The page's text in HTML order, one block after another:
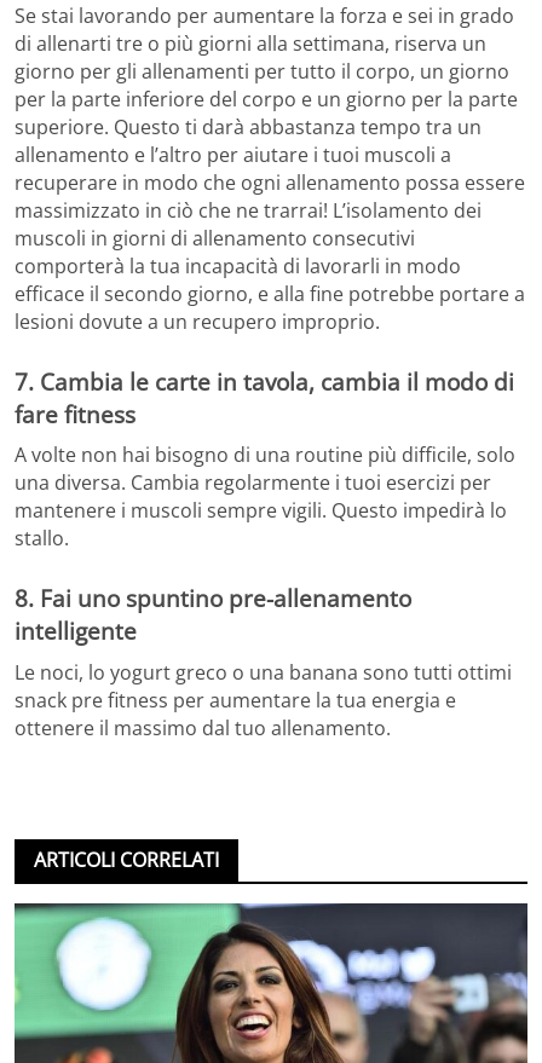
Se stai lavorando per aumentare la forza e sei in grado
di allenarti tre o più giorni alla settimana, riserva un
giorno per gli allenamenti per tutto il corpo, un giorno
per la parte inferiore del corpo e un giorno per la parte
superiore. Questo ti darà abbastanza tempo tra un
allenamento e l’altro per aiutare i tuoi muscoli a
recuperare in modo che ogni allenamento possa essere
massimizzato in ciò che ne trarrai! L’isolamento dei
muscoli in giorni di allenamento consecutivi
comporterà la tua incapacità di lavorarli in modo
efficace il secondo giorno, e alla fine potrebbe portare a
lesioni dovute a un recupero improprio.
7. Cambia le carte in tavola, cambia il modo di
fare fitness
A volte non hai bisogno di una routine più difficile, solo
una diversa. Cambia regolarmente i tuoi esercizi per
mantenere i muscoli sempre vigili. Questo impedirà lo
stallo.
8. Fai uno spuntino pre-allenamento
intelligente
Le noci, lo yogurt greco o una banana sono tutti ottimi
snack pre fitness per aumentare la tua energia e
ottenere il massimo dal tuo allenamento.
ARTICOLI CORRELATI